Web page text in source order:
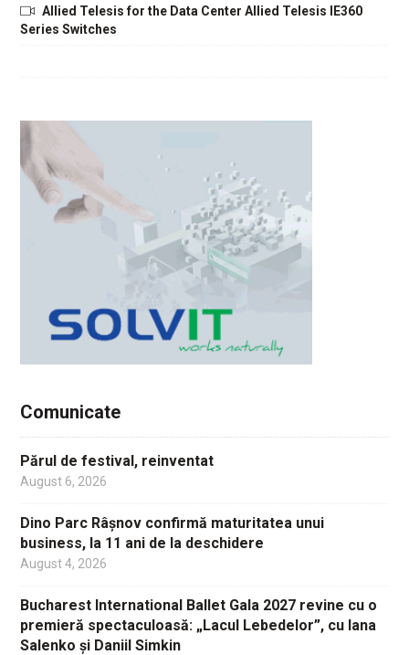
Allied Telesis for the Data Center Allied Telesis IE360
Series Switches
Comunicate
Părul de festival, reinventat
August 6, 2026
Dino Parc Râșnov confirmă maturitatea unui
business, la 11 ani de la deschidere
August 4, 2026
Bucharest International Ballet Gala 2027 revine cu o
premieră spectaculoasă: „Lacul Lebedelor”, cu Iana
Salenko și Daniil Simkin